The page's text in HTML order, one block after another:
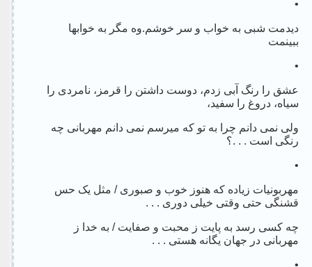
•
دیدمت شبی به خواب و سر خوشم.وه مگر به خوابها
ببینمت
•
عشق را رنگ آبی زدم، دوست داشتن را قرمز، نامردی را
سیاه، دروغ را سفید،
ولی نمی دانم چرا به تو که میرسم نمی دانم مهربانی چه
رنگی است . . .؟
•
مهربونیات زیاده که هنوز خوب و صبوری / مثل یک حس
قشنگی حتی وقتی خیلی دوری . . .
چه کسی رسد به پایت ز محبت و صفایت / به خدا ز
مهربانی در جهان یگانه هستی . . .
•